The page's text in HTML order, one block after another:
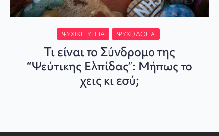
ΨΥΧΙΚΉ ΥΓΕΊΑ ΨΥΧΟΛΟΓΊΑ
Τι είναι το Σύνδρομο της
“Ψεύτικης Ελπίδας”: Μήπως το
χεις κι εσύ;